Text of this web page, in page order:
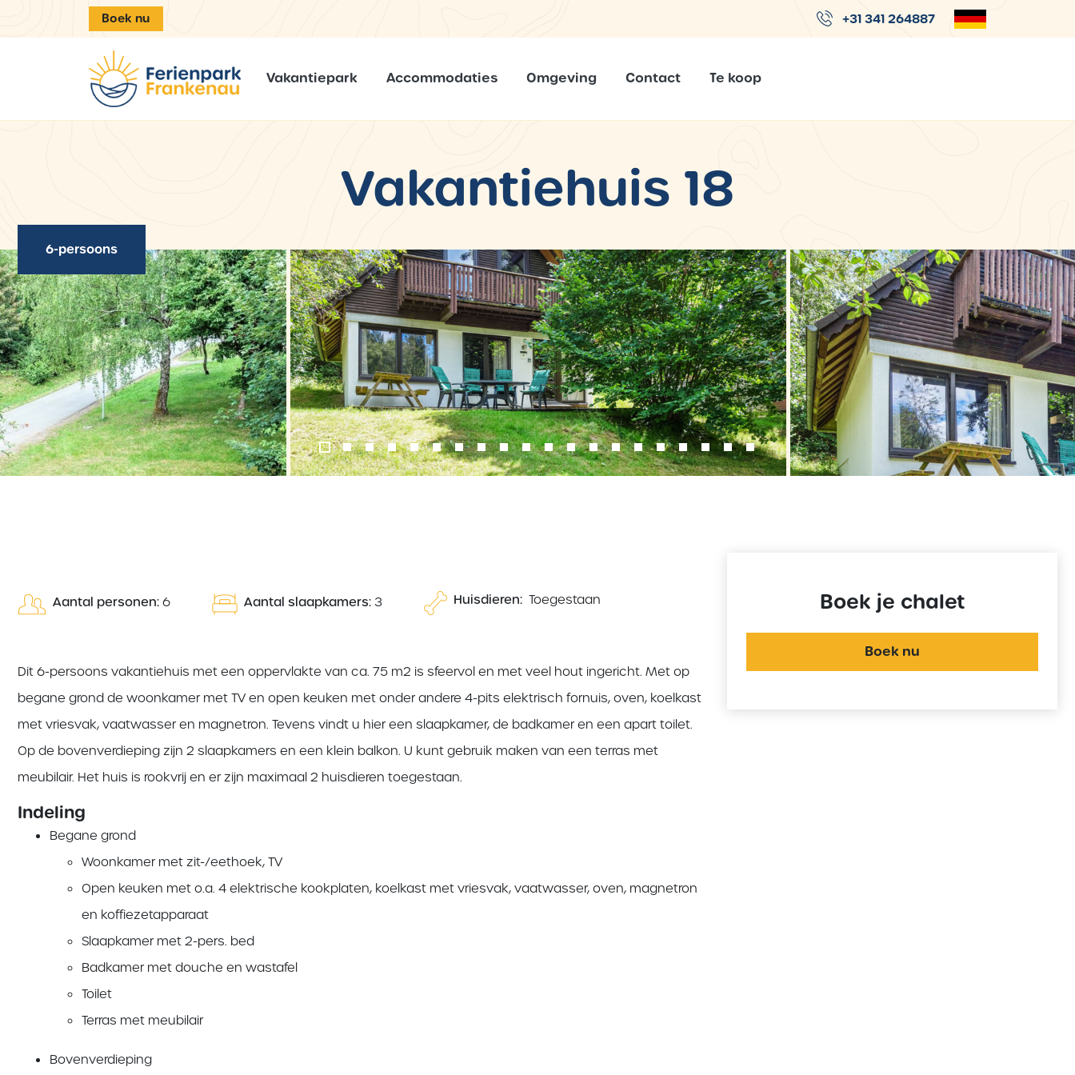
Boek nu +31 341 264887
Vakantiepark Accommodaties Omgeving Contact Te koop
Vakantiehuis 18
6-persoons
‹ ›
Aantal personen:6 Aantal slaapkamers:3 Huisdieren: Toegestaan
Dit 6-persoons vakantiehuis met een oppervlakte van ca. 75 m2 is sfeervol en met veel hout ingericht. Met op
begane grond de woonkamer met TV en open keuken met onder andere 4-pits elektrisch fornuis, oven, koelkast
met vriesvak, vaatwasser en magnetron. Tevens vindt u hier een slaapkamer, de badkamer en een apart toilet.
Op de bovenverdieping zijn 2 slaapkamers en een klein balkon. U kunt gebruik maken van een terras met
meubilair. Het huis is rookvrij en er zijn maximaal 2 huisdieren toegestaan.
Indeling
Begane grond
Woonkamer met zit-/eethoek, TV
Open keuken met o.a. 4 elektrische kookplaten, koelkast met vriesvak, vaatwasser, oven, magnetron
en koffiezetapparaat
Slaapkamer met 2-pers. bed
Badkamer met douche en wastafel
Toilet
Terras met meubilair
Bovenverdieping
Boek je chalet
Boek nu